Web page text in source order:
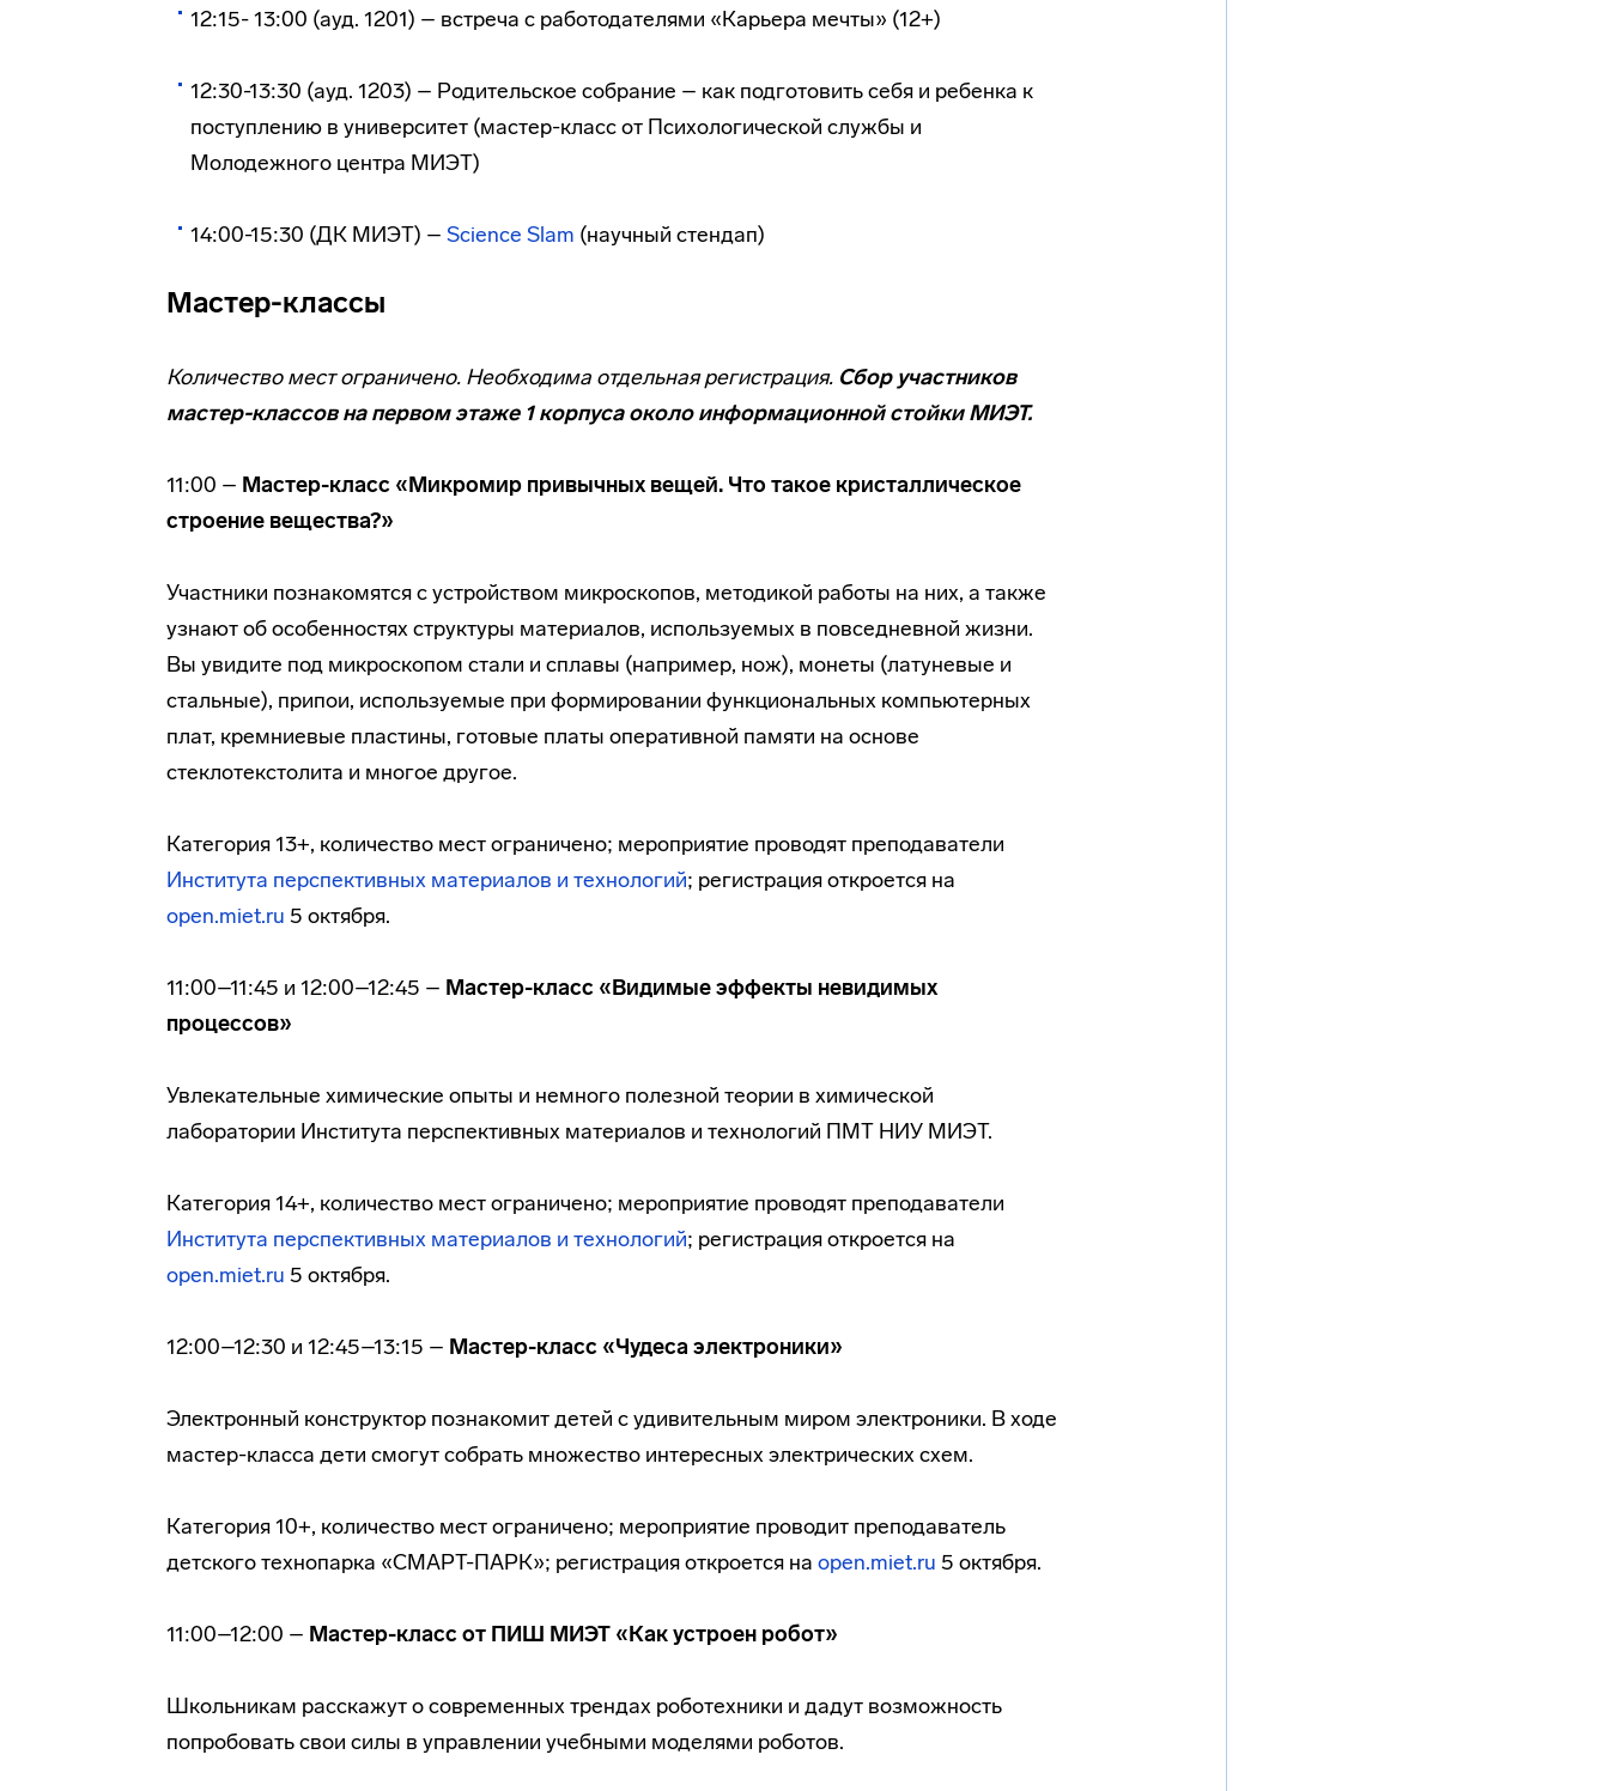
12:15- 13:00 (ауд. 1201) – встреча с работодателями «Карьера мечты» (12+)
12:30-13:30 (ауд. 1203) – Родительское собрание – как подготовить себя и ребенка к
поступлению в университет (мастер-класс от Психологической службы и
Молодежного центра МИЭТ)
14:00-15:30 (ДК МИЭТ) – Science Slam (научный стендап)
Мастер-классы
Количество мест ограничено. Необходима отдельная регистрация. Сбор участников
мастер-классов на первом этаже 1 корпуса около информационной стойки МИЭТ.
11:00 – Мастер-класс «Микромир привычных вещей. Что такое кристаллическое
строение вещества?»
Участники познакомятся с устройством микроскопов, методикой работы на них, а также
узнают об особенностях структуры материалов, используемых в повседневной жизни.
Вы увидите под микроскопом стали и сплавы (например, нож), монеты (латуневые и
стальные), припои, используемые при формировании функциональных компьютерных
плат, кремниевые пластины, готовые платы оперативной памяти на основе
стеклотекстолита и многое другое.
Категория 13+, количество мест ограничено; мероприятие проводят преподаватели
Института перспективных материалов и технологий; регистрация откроется на
open.miet.ru 5 октября.
11:00–11:45 и 12:00–12:45 – Мастер-класс «Видимые эффекты невидимых
процессов»
Увлекательные химические опыты и немного полезной теории в химической
лаборатории Института перспективных материалов и технологий ПМТ НИУ МИЭТ.
Категория 14+, количество мест ограничено; мероприятие проводят преподаватели
Института перспективных материалов и технологий; регистрация откроется на
open.miet.ru 5 октября.
12:00–12:30 и 12:45–13:15 – Мастер-класс «Чудеса электроники»
Электронный конструктор познакомит детей с удивительным миром электроники. В ходе
мастер-класса дети смогут собрать множество интересных электрических схем.
Категория 10+, количество мест ограничено; мероприятие проводит преподаватель
детского технопарка «СМАРТ-ПАРК»; регистрация откроется на open.miet.ru 5 октября.
11:00–12:00 – Мастер-класс от ПИШ МИЭТ «Как устроен робот»
Школьникам расскажут о современных трендах роботехники и дадут возможность
попробовать свои силы в управлении учебными моделями роботов.